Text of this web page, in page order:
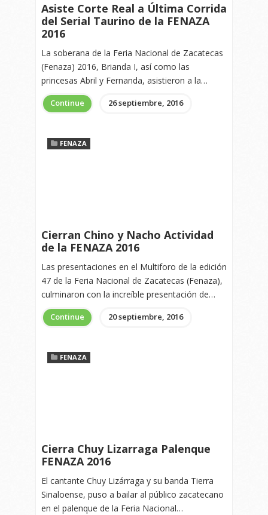
Asiste Corte Real a Última Corrida
del Serial Taurino de la FENAZA
2016
La soberana de la Feria Nacional de Zacatecas
(Fenaza) 2016, Brianda I, así como las
princesas Abril y Fernanda, asistieron a la…
Continue 26 septiembre, 2016
FENAZA
Cierran Chino y Nacho Actividad
de la FENAZA 2016
Las presentaciones en el Multiforo de la edición
47 de la Feria Nacional de Zacatecas (Fenaza),
culminaron con la increíble presentación de…
Continue 20 septiembre, 2016
FENAZA
Cierra Chuy Lizarraga Palenque
FENAZA 2016
El cantante Chuy Lizárraga y su banda Tierra
Sinaloense, puso a bailar al público zacatecano
en el palenque de la Feria Nacional…